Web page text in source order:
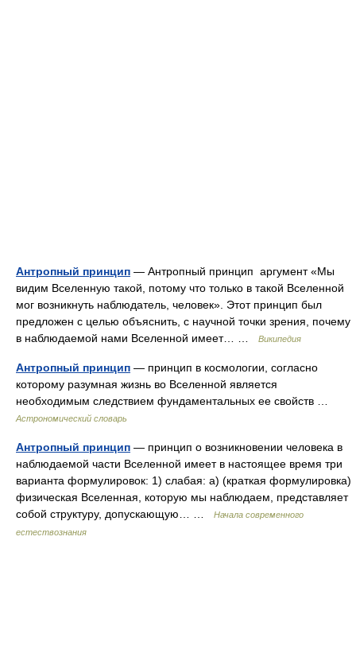
Антропный принцип — Антропный принцип аргумент «Мы
видим Вселенную такой, потому что только в такой Вселенной
мог возникнуть наблюдатель, человек». Этот принцип был
предложен с целью объяснить, с научной точки зрения, почему
в наблюдаемой нами Вселенной имеет… …
Википедия
Антропный принцип — принцип в космологии, согласно
которому разумная жизнь во Вселенной является
необходимым следствием фундаментальных ее свойств …
Астрономический словарь
Антропный принцип — принцип о возникновении человека в
наблюдаемой части Вселенной имеет в настоящее время три
варианта формулировок: 1) слабая: а) (краткая формулировка)
физическая Вселенная, которую мы наблюдаем, представляет
собой структуру, допускающую… …
Начала современного
естествознания